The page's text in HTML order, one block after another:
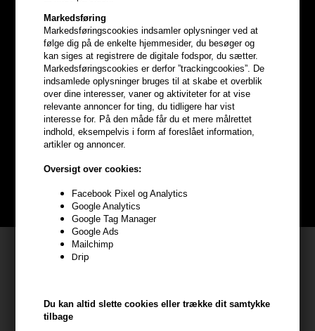
Markedsføring
Markedsføringscookies indsamler oplysninger ved at
følge dig på de enkelte hjemmesider, du besøger og
kan siges at registrere de digitale fodspor, du sætter.
Markedsføringscookies er derfor ”trackingcookies”. De
indsamlede oplysninger bruges til at skabe et overblik
over dine interesser, vaner og aktiviteter for at vise
relevante annoncer for ting, du tidligere har vist
interesse for. På den måde får du et mere målrettet
indhold, eksempelvis i form af foreslået information,
artikler og annoncer.
Oversigt over cookies:
Facebook Pixel og Analytics
Google Analytics
Google Tag Manager
Google Ads
Mailchimp
Drip
Du kan altid slette cookies eller trække dit samtykke
tilbage
Optjen5% bonuskroner
hele din ordre
handler
BLIV GRATIS MEDLEM HER
Kundeservice
7800 Skive